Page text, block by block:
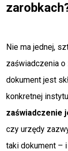
Nie ma jednej,
zaświadczenia o
dokument jest
konkretnej
zaświadczenie
czy urzędy
taki dokument –